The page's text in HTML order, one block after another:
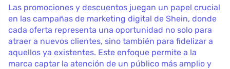
Las promociones y descuentos juegan un papel crucial
en las campañas de marketing digital de Shein, donde
cada oferta representa una oportunidad no solo para
atraer a nuevos clientes, sino también para fidelizar a
aquellos ya existentes. Este enfoque permite a la
marca captar la atención de un público más amplio y